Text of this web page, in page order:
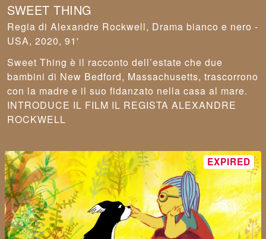
SWEET THING
Alexandre Rockwell, Drama bianco e nero -
USA, 2020, 91'
Sweet Thing è il racconto dell’estate che due
bambini di New Bedford, Massachusetts, trascorrono
con la madre e il suo fidanzato nella casa al mare.
INTRODUCE IL FILM IL REGISTA ALEXANDRE
ROCKWELL